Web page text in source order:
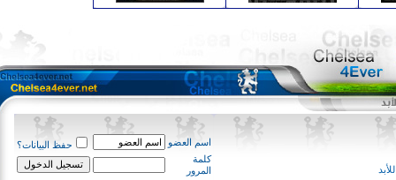
اسم العضو
حفظ البيانات؟
كلمة
المرور